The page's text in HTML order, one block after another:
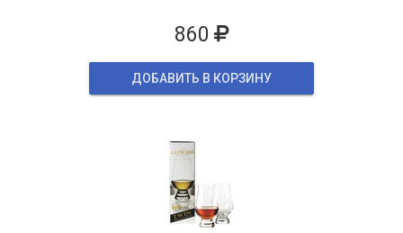
860
ДОБАВИТЬ В КОРЗИНУ